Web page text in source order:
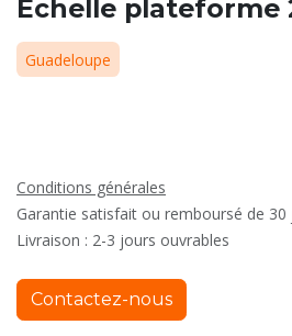
Echelle plateforme
Guadeloupe
Conditions générales
Garantie satisfait ou remboursé de 30
Livraison : 2-3 jours ouvrables
Contactez-nous